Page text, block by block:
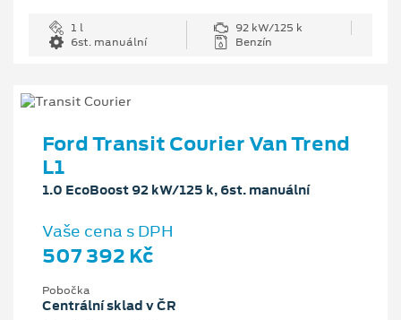
1 l
92 kW/125 k
6st. manuální
Benzín
Ford Transit Courier Van Trend
L1
1.0 EcoBoost 92 kW/125 k, 6st. manuální
Vaše cena s DPH
507 392 Kč
Pobočka
Centrální sklad v ČR